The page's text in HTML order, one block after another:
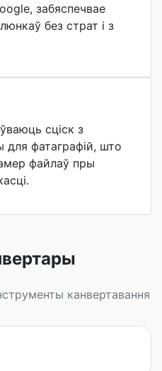
забяспечвае
без страт і з
сціск з
для фатаграфій, што
файлаў пры
канвертавання